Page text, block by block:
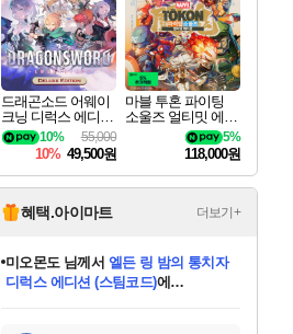
드래곤소드 어웨이
크닝 디럭스 에디션
DragonSword Awake
ning Deluxe Edition
55,000
10%
10% 49,500원
마블 투혼 파이팅
소울즈 얼티밋 에디
션 MARVEL Tokon
Fighting Souls Ultima
5%
118,000원
혜택.아이마트 더보기+
미오몬도님께서 엘든 링 밤의 통치자
디럭스 에디션 (스팀코드)에